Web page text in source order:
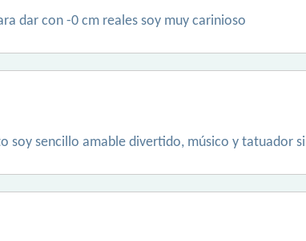
dar con -0 cm reales soy muy carinioso
soy sencillo amable divertido, músico y tatuador